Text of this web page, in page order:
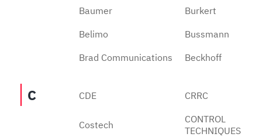
Baumer
Burkert
Belimo
Bussmann
Brad Communications
Beckhoff
C CDE CRRC
Costech
CONTROL
TECHNIQUES